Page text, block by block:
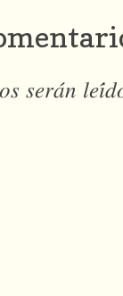
𝑠𝑒𝑟𝑎́𝑛